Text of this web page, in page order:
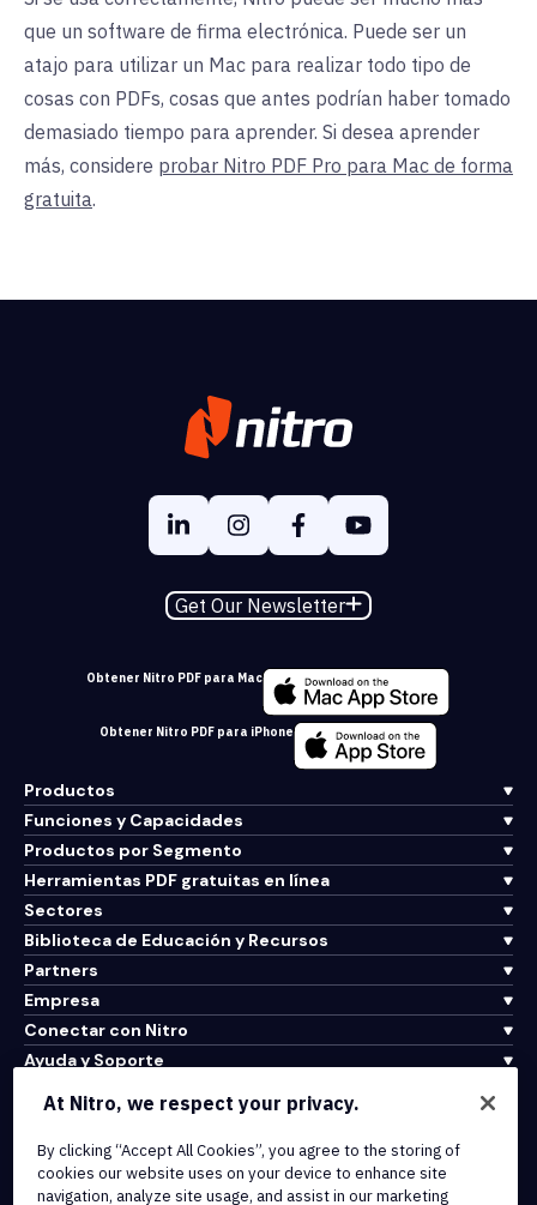
que un software de firma electrónica. Puede ser un
atajo para utilizar un Mac para realizar todo tipo de
cosas con PDFs, cosas que antes podrían haber tomado
demasiado tiempo para aprender. Si desea aprender
más, considere probar Nitro PDF Pro para Mac de forma
gratuita.
Get Our Newsletter
Obtener Nitro PDF para Mac
Obtener Nitro PDF para iPhone
Productos
Funciones y Capacidades
Productos por Segmento
Herramientas PDF gratuitas en línea
Sectores
Biblioteca de Educación y Recursos
Partners
Empresa
Conectar con Nitro
Ayuda y Soporte
Terms of Service
Cookie Policy
At Nitro, we respect your privacy.
By clicking “Accept All Cookies”, you agree to the storing of
cookies our website uses on your device to enhance site
navigation, analyze site usage, and assist in our marketing